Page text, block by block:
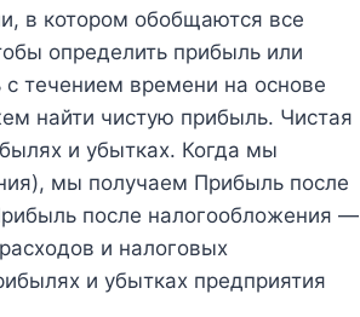
в котором обобщаются все
определить прибыль или
течением времени на основе
найти чистую прибыль. Чистая
и убытках. Когда мы
мы получаем Прибыль после
после налогообложения —
и налоговых
и убытках предприятия